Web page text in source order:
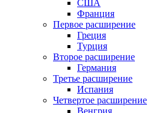
США
Франция
Первое расширение
Греция
Турция
Второе расширение
Германия
Третье расширение
Испания
Четвертое расширение